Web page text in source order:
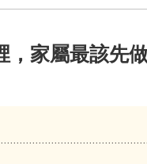
，家屬最該先